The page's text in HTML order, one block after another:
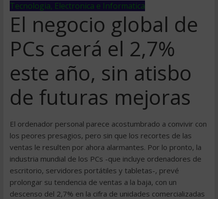
Tecnologia, Electronica e Informatica
El negocio global de
PCs caerá el 2,7%
este año, sin atisbo
de futuras mejoras
El ordenador personal parece acostumbrado a convivir con
los peores presagios, pero sin que los recortes de las
ventas le resulten por ahora alarmantes. Por lo pronto, la
industria mundial de los PCs -que incluye ordenadores de
escritorio, servidores portátiles y tabletas-, prevé
prolongar su tendencia de ventas a la baja, con un
descenso del 2,7% en la cifra de unidades comercializadas